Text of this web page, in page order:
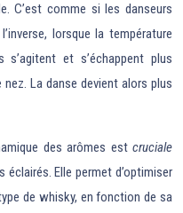
C’est comme si les danseurs
lorsque la température
s’agitent et s’échappent plus
La danse devient alors plus
des arômes est cruciale
Elle permet d’optimiser
de whisky, en fonction de sa